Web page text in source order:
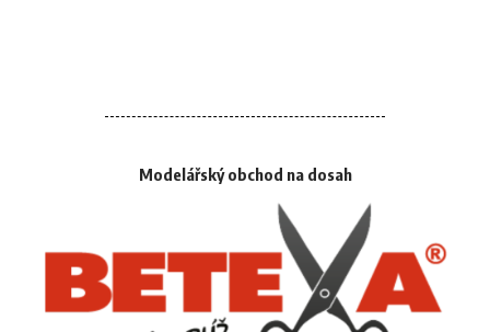
Modelářský obchod na dosah